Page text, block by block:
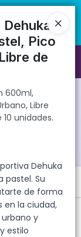
Pastel,
Pico
de
600ml,
Libre
unidades.
Dehuka
pastel. Su
de forma
en la ciudad,
y
estilo
¡Registrate y
la Tienda
Pastel, Pico
mayorista